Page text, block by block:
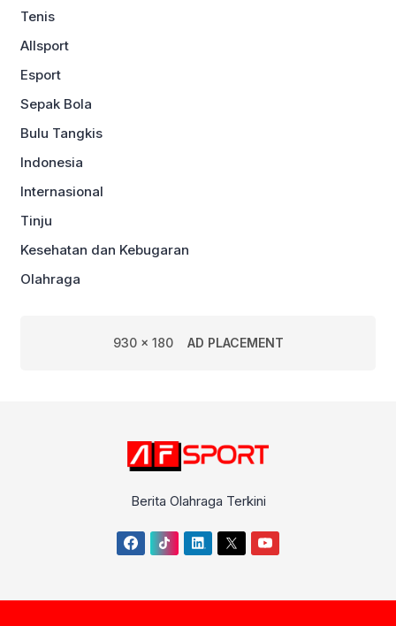
Tenis
Allsport
Esport
Sepak Bola
Bulu Tangkis
Indonesia
Internasional
Tinju
Kesehatan dan Kebugaran
Olahraga
930 x 180 AD PLACEMENT
Berita Olahraga Terkini